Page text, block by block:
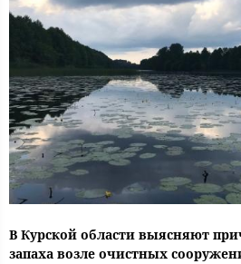
В Курской области выясняют
запаха возле очистных